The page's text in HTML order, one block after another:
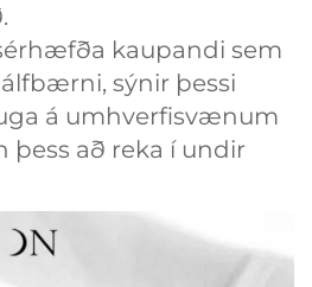
kaupandi sem
sýnir þessi
á umhverfisvænum
þess að reka í undir